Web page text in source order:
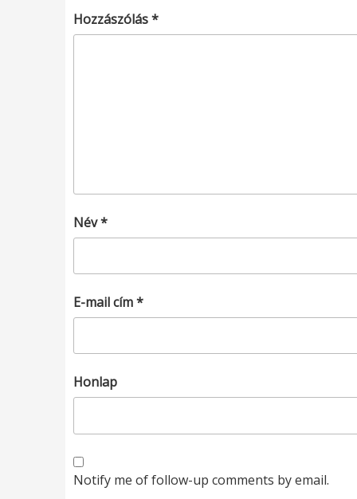
Hozzászólás*
Név*
E-mail cím*
Honlap
Notify me of follow-up comments by email.